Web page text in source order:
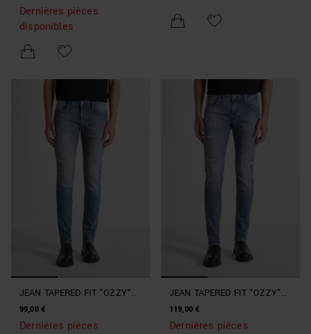
EN DENIM NOIR
Dernières pièces
disponibles
JEAN TAPERED FIT "OZZY"
AVEC LAVAGE DÉGRADÉ
99,00 €
Dernières pièces
JEAN TAPERED FIT "OZZY"
AVEC LAVAGE DÉGRADÉ
AVEC DÉCHIRURES
119,00 €
Dernières pièces